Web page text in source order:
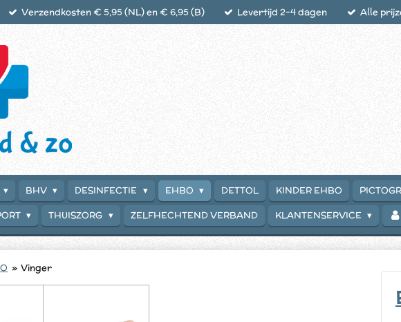
Verzendkosten € 5,95 (NL) en € 6,95 (B) Levertijd 2-4 dagen Alle
BHV DESINFECTIE EHBO DETTOL KINDER EHBO
THUISZORG ZELFHECHTEND VERBAND KLANTENSERVICE
» Vinger